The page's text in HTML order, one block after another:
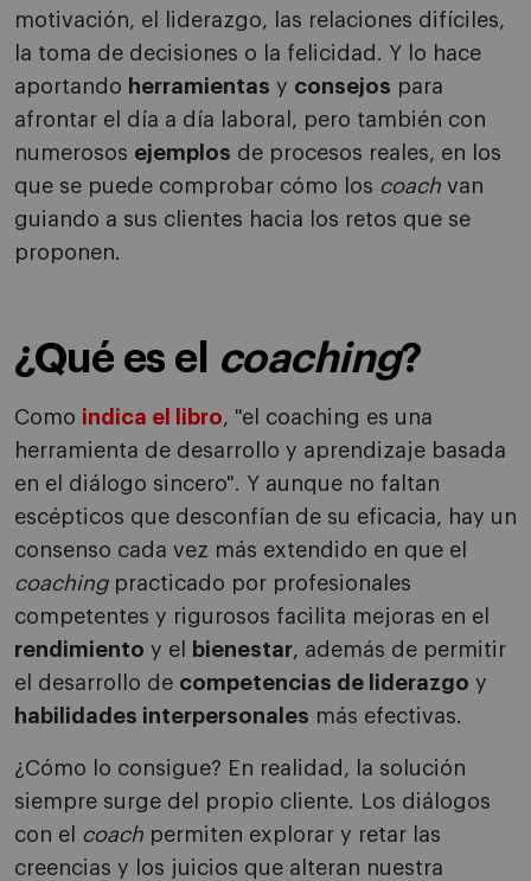
motivación, el liderazgo, las relaciones difíciles,
la toma de decisiones o la felicidad. Y lo hace
aportando herramientas y consejos para
afrontar el día a día laboral, pero también con
numerosos ejemplos de procesos reales, en los
que se puede comprobar cómo los coach van
guiando a sus clientes hacia los retos que se
proponen.
¿Qué es el coaching?
Como indica el libro, "el coaching es una
herramienta de desarrollo y aprendizaje basada
en el diálogo sincero". Y aunque no faltan
escépticos que desconfían de su eficacia, hay un
consenso cada vez más extendido en que el
coachingpracticado por profesionales
competentes y rigurosos facilita mejoras en el
rendimiento y el bienestar, además de permitir
el desarrollo de competencias de liderazgo y
habilidades interpersonales más efectivas.
¿Cómo lo consigue? En realidad, la solución
siempre surge del propio cliente. Los diálogos
con el
coach permiten explorar y retar las
creencias y los juicios que alteran nuestra